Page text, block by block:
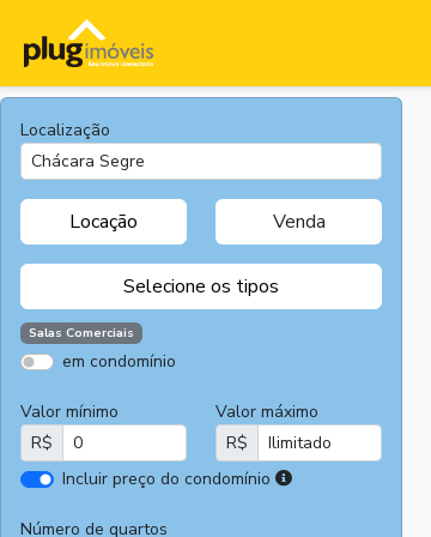
Localização
Locação Venda
Selecione os tipos
Casas
Casas
Comerciais
Salas
Chácaras e
Salas Comerciais
em condomínio
Valor mínimo
R$
Valor máximo
R$
Incluir preço do condomínio
I
Número de quartos